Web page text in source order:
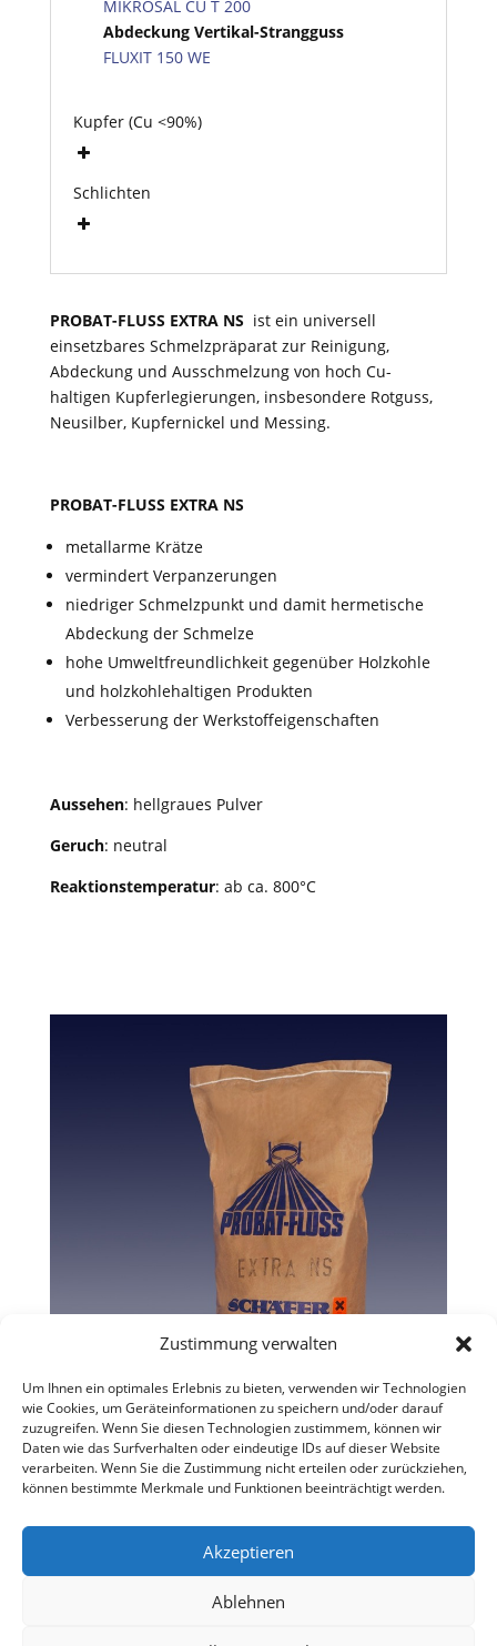
Zustimmung verwalten
Um Ihnen ein optimales Erlebnis zu bieten, verwenden wir Technologien
wie Cookies, um Geräteinformationen zu speichern und/oder darauf
zuzugreifen. Wenn Sie diesen Technologien zustimmem, können wir
Daten wie das Surfverhalten oder eindeutige IDs auf dieser Website
verarbeiten. Wenn Sie die Zustimmung nicht erteilen oder zurückziehen,
können bestimmte Merkmale und Funktionen beeinträchtigt werden.
Akzeptieren
Ablehnen
MIKROSAL CU T 200
Abdeckung Vertikal-Strangguss
FLUXIT 150 WE
Kupfer (Cu <90%)
Schlichten
PROBAT-FLUSS EXTRA NS ist ein universell
einsetzbares Schmelzpräparat zur Reinigung,
Abdeckung und Ausschmelzung von hoch Cu-
haltigen Kupferlegierungen, insbesondere Rotguss,
Neusilber, Kupfernickel und Messing.
PROBAT-FLUSS EXTRA NS
metallarme Krätze
vermindert Verpanzerungen
niedriger Schmelzpunkt und damit hermetische
Abdeckung der Schmelze
hohe Umweltfreundlichkeit gegenüber Holzkohle
und holzkohlehaltigen Produkten
Verbesserung der Werkstoffeigenschaften
Aussehen: hellgraues Pulver
Geruch: neutral
Reaktionstemperatur: ab ca. 800°C